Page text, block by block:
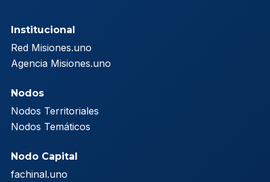
Institucional
Red Misiones.uno
Agencia Misiones.uno
Nodos
Nodos Territoriales
Nodos Temáticos
Nodo Capital
fachinal.uno